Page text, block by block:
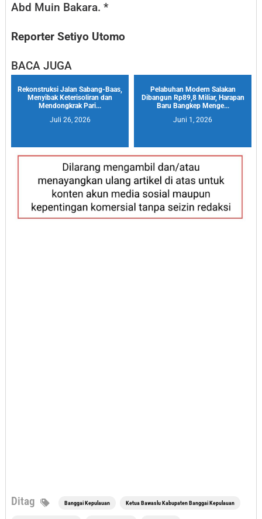
Abd Muin Bakara. *
Reporter Setiyo Utomo
BACA JUGA
Rekonstruksi Jalan Sabang-Baas,
Menyibak Keterisoliran dan
Mendongkrak Pari...
Juli 26, 2026
Pelabuhan Modern Salakan
Dibangun Rp89,8 Miliar, Harapan
Baru Bangkep Menge...
Juni 1, 2026
Ditag Banggai Kepulauan Ketua Bawaslu Kabupaten Banggai Kepulauan